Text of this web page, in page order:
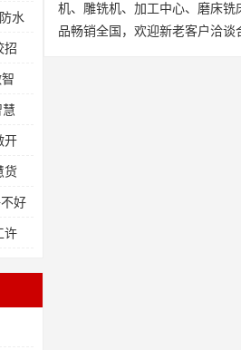
水
招
开
货
好
许
机、雕铣机、加工中心、磨床
品畅销全国，欢迎新老客户洽谈